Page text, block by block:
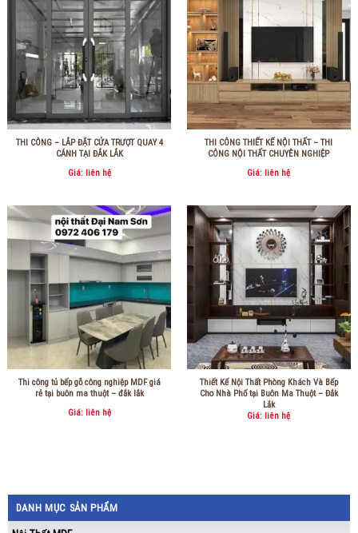
DANH MỤC SẢN PHẨM
THI CÔNG – LẮP ĐẶT CỬA TRƯỢT QUAY 4
CÁNH TẠI ĐẮK LẮK
Giá: liên hệ
THI CÔNG THIẾT KẾ NỘI THẤT – THI
CÔNG NỘI THẤT CHUYÊN NGHIỆP
Giá: liên hệ
Thi công tủ bếp gỗ công nghiệp MDF giá
rẻ tại buôn ma thuột – đắk lắk
Giá: liên hệ
Thiết Kế Nội Thất Phòng Khách Và Bếp
Cho Nhà Phố tại Buôn Ma Thuột – Đắk
Lắk
Giá: liên hệ